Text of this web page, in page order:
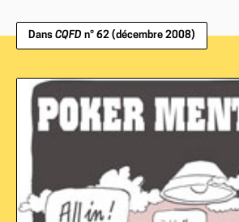
Dans CQFD n° 62 (décembre 2008)